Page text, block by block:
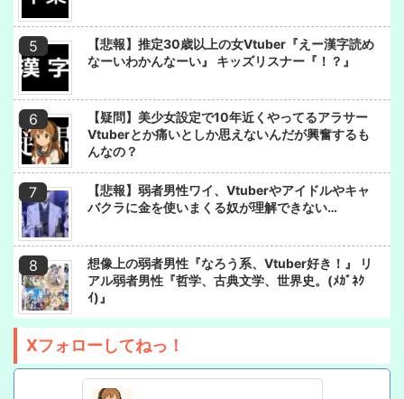
【悲報】推定30歳以上の女Vtuber『えー漢字読め
なーいわかんなーい』 キッズリスナー『！？』
【疑問】美少女設定で10年近くやってるアラサー
Vtuberとか痛いとしか思えないんだが興奮するも
んなの？
【悲報】弱者男性ワイ、Vtuberやアイドルやキャ
バクラに金を使いまくる奴が理解できない…
想像上の弱者男性『なろう系、Vtuber好き！』 リ
アル弱者男性『哲学、古典文学、世界史。(ﾒｶﾞﾈｸ
ｲ)』
Xフォローしてねっ！